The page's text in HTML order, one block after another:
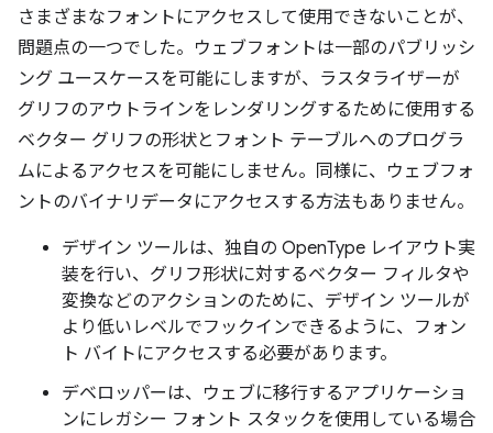
さまざまなフォントにアクセスして使用できないことが、
問題点の一つでした。ウェブフォントは一部のパブリッシ
ング ユースケースを可能にしますが、ラスタライザーが
グリフのアウトラインをレンダリングするために使用する
ベクター グリフの形状とフォント テーブルへのプログラ
ムによるアクセスを可能にしません。同様に、ウェブフォ
ントのバイナリデータにアクセスする方法もありません。
デザイン ツールは、独自の OpenType レイアウト実
装を行い、グリフ形状に対するベクター フィルタや
変換などのアクションのために、デザイン ツールが
より低いレベルでフックインできるように、フォン
ト バイトにアクセスする必要があります。
デベロッパーは、ウェブに移行するアプリケーショ
ンにレガシー フォント スタックを使用している場合